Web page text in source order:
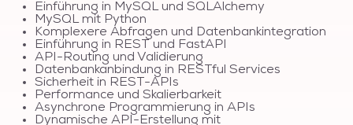
Einführung in MySQL und SQLAlchemy
MySQL mit Python
Komplexere Abfragen und Datenbankintegration
Einführung in REST und FastAPI
API-Routing und Validierung
Datenbankanbindung in RESTful Services
Sicherheit in REST-APIs
Performance und Skalierbarkeit
Asynchrone Programmierung in APIs
Dynamische API-Erstellung mit